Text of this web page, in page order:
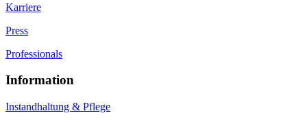
Karriere
Press
Professionals
Information
Instandhaltung & Pflege